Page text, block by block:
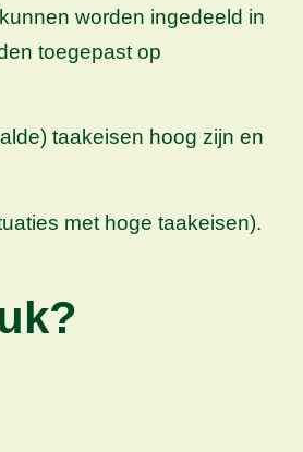
worden ingedeeld in
toegepast op
taakeisen hoog zijn en
met hoge taakeisen).